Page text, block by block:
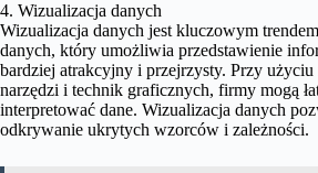
4. Wizualizacja danych
Wizualizacja danych jest kluczowym
danych, który umożliwia przedstawienie
bardziej atrakcyjny i przejrzysty. Przy użyciu
narzędzi i technik graficznych, firmy mogą
interpretować dane. Wizualizacja danych
odkrywanie ukrytych wzorców i zależności.